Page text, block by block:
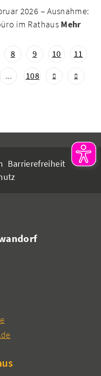
2026 – Ausnahme:
im Rathaus Mehr
8 9 10
11
... 108
Barrierefreiheit